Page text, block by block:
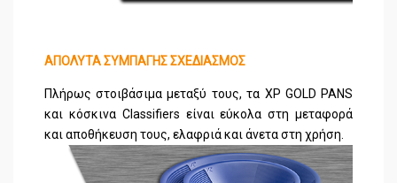
ΑΠΟΛΥΤΑ ΣΥΜΠΑΓΗΣ ΣΧΕΔΙΑΣΜΟΣ
Πλήρως στοιβάσιμα μεταξύ τους, τα XP GOLD PANS
και κόσκινα Classifiers είναι εύκολα στη μεταφορά
και αποθήκευση τους, ελαφριά και άνετα στη χρήση.